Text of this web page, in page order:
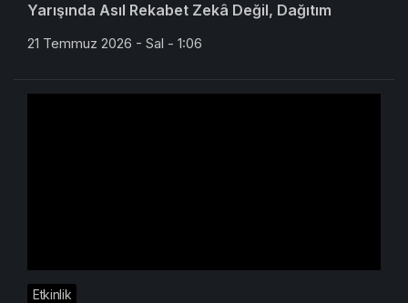
Yarışında Asıl Rekabet Zekâ Değil, Dağıtım
21 Temmuz 2026 - Sal - 1:06
Etkinlik